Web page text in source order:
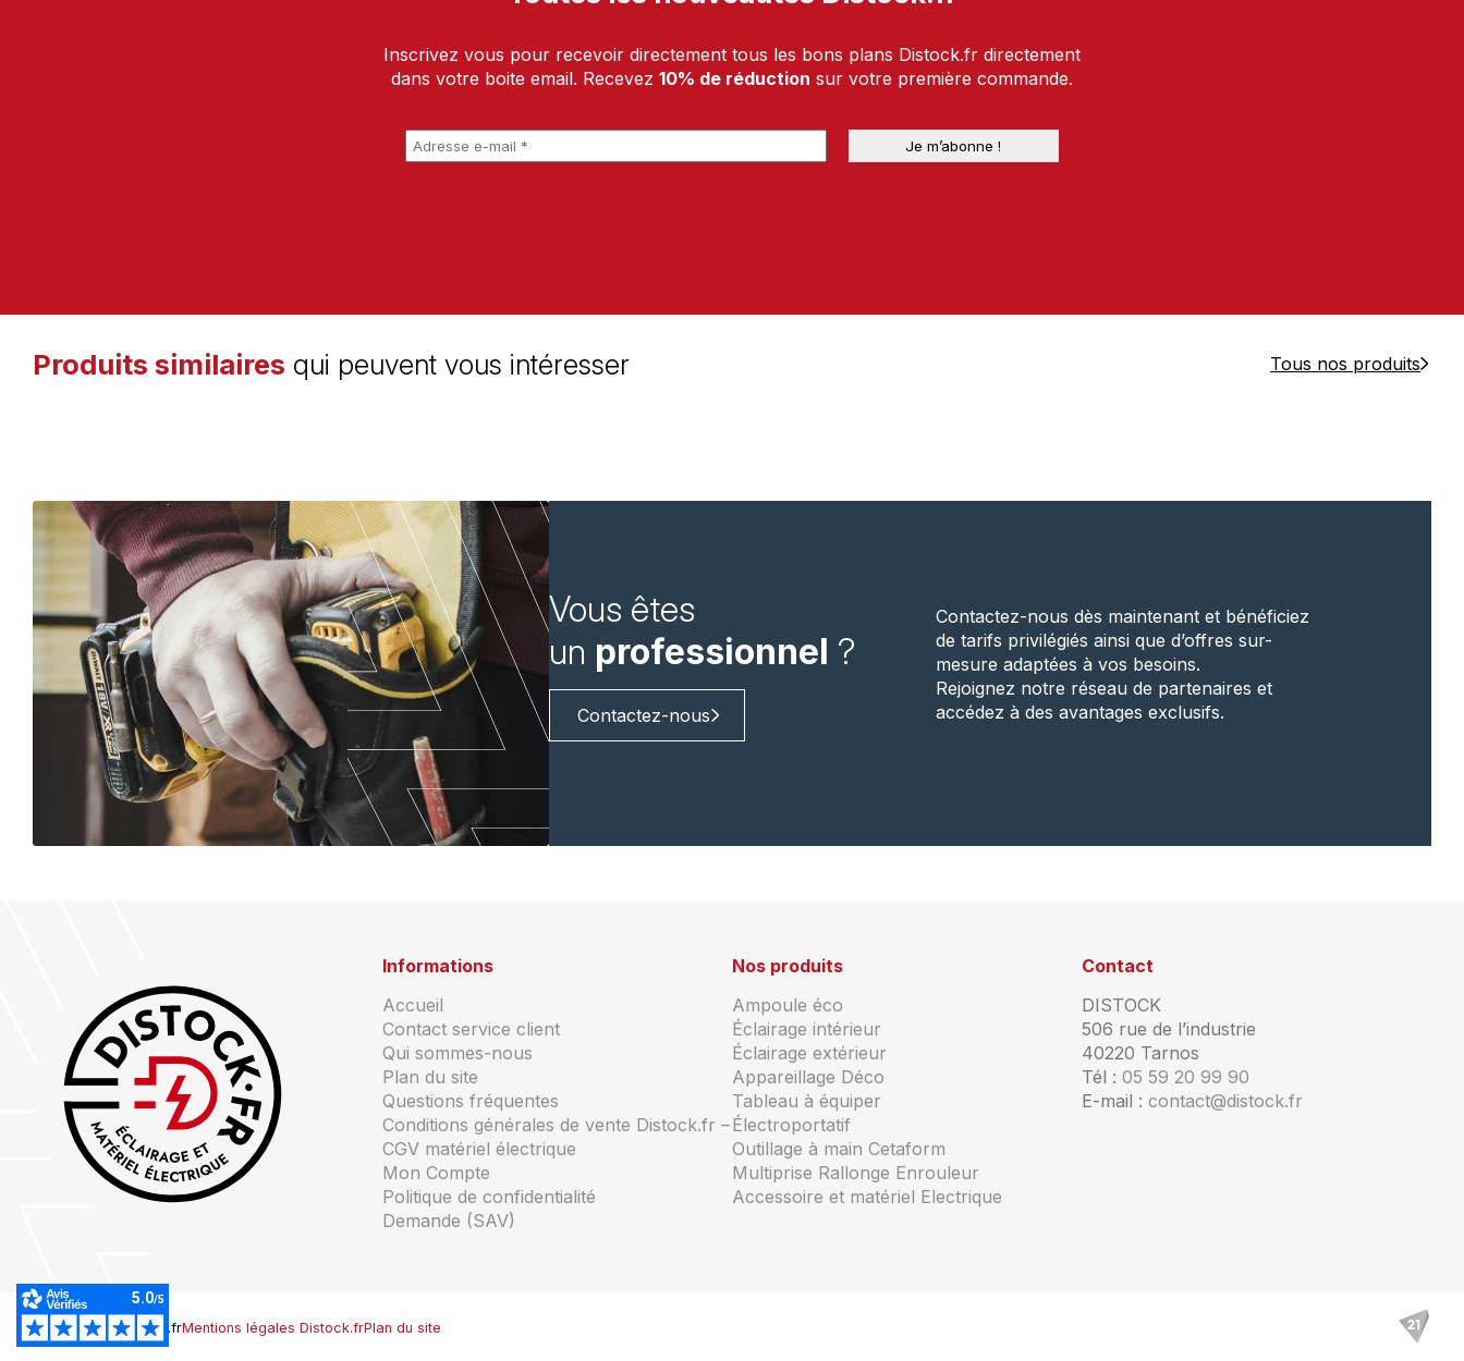
Inscrivez vous pour recevoir directement tous les bons plans Distock.fr directement
dans votre boite email. Recevez 10% de réduction sur votre première commande.
Produits similaires qui peuvent vous intéresser Tous nos produits
Vous êtes
un professionnel ?
Contactez-nous
Contactez-nous dès maintenant et bénéficiez
de tarifs privilégiés ainsi que d’offres sur-
mesure adaptées à vos besoins.
Rejoignez notre réseau de partenaires et
accédez à des avantages exclusifs.
Informations
Accueil
Contact service client
Qui sommes-nous
Plan du site
Questions fréquentes
Conditions générales de vente Distock.fr –
CGV matériel électrique
Mon Compte
Politique de confidentialité
Demande (SAV)
Nos produits
Ampoule éco
Éclairage intérieur
Éclairage extérieur
Appareillage Déco
Tableau à équiper
Électroportatif
Outillage à main Cetaform
Multiprise Rallonge Enrouleur
Accessoire et matériel Electrique
Contact
DISTOCK
506 rue de l’industrie
40220 Tarnos
Tél : 05 59 20 99 90
E-mail : contact@distock.fr
© Copyright Distock.frMentions légales Distock.frPlan du site